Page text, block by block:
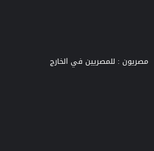
مصريون : للمصريين في الخارج